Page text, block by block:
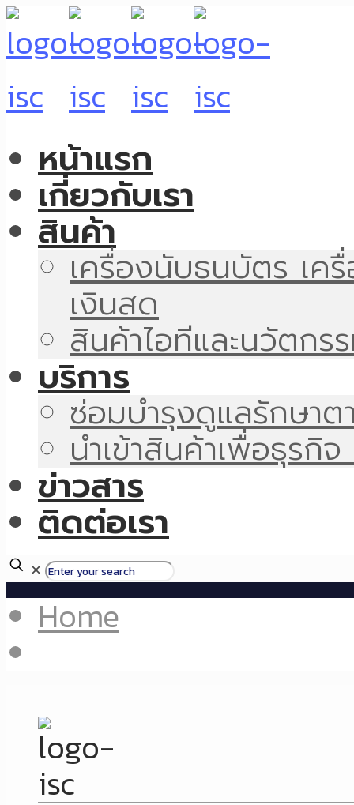
หน้าแรก
เกี่ยวกับเรา
สินค้า
เครื่องนับธนบัตร เค
เงินสด
สินค้าไอทีและนวัตกร
บริการ
ซ่อมบำรุงดูแลรักษา
นำเข้าสินค้าเพื่อธุรกิ
ข่าวสาร
ติดต่อเรา
✕
Home